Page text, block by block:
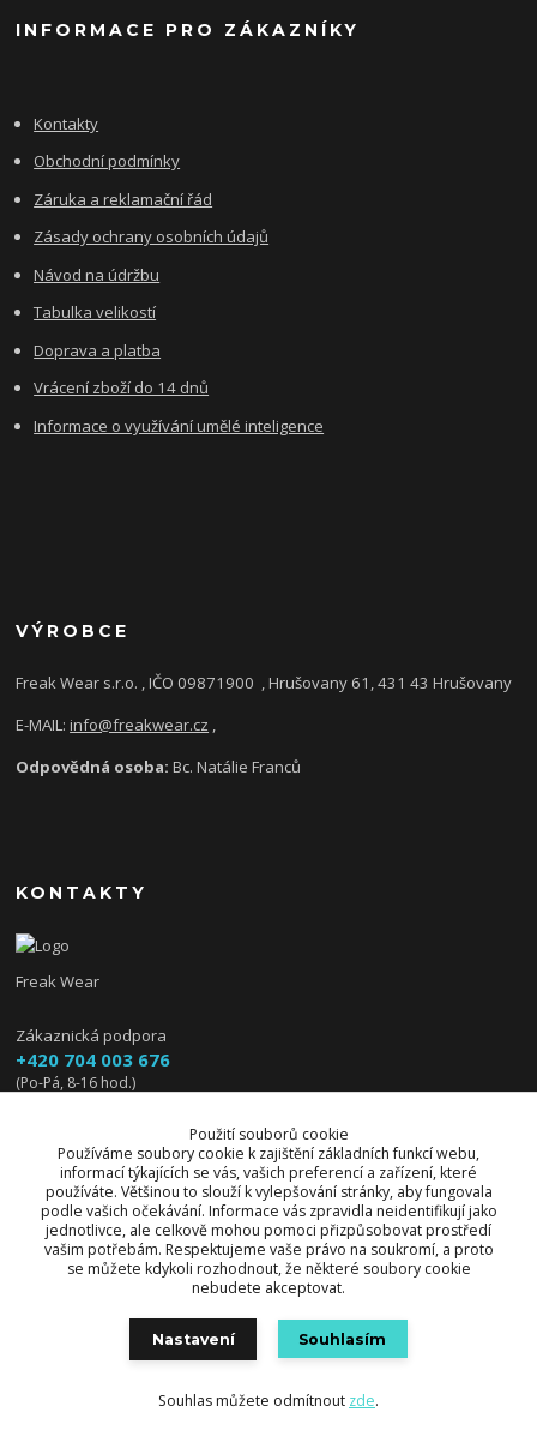
INFORMACE PRO ZÁKAZNÍKY
Kontakty
Obchodní podmínky
Záruka a reklamační řád
Zásady ochrany osobních údajů
Návod na údržbu
Tabulka velikostí
Doprava a platba
Vrácení zboží do 14 dnů
Informace o využívání umělé inteligence
VÝROBCE
Freak Wear s.r.o. , IČO 09871900 , Hrušovany 61, 431 43 Hrušovany
E-MAIL:info@freakwear.cz ,
Odpovědná osoba:Bc. Natálie Franců
KONTAKTY
Freak Wear
Zákaznická podpora
+420 704 003 676
(Po-Pá, 8-16 hod.)
info@freakwear.cz
Vytvořeno na
Eshop-rychle.cz
Použití souborů cookie
Používáme soubory cookie k zajištění základních funkcí webu,
informací týkajících se vás, vašich preferencí a zařízení, které
používáte. Většinou to slouží k vylepšování stránky, aby fungovala
podle vašich očekávání. Informace vás zpravidla neidentifikují jako
jednotlivce, ale celkově mohou pomoci přizpůsobovat prostředí
vašim potřebám. Respektujeme vaše právo na soukromí, a proto
se můžete kdykoli rozhodnout, že některé soubory cookie
nebudete akceptovat.
Nastavení Souhlasím
Souhlas můžete odmítnout zde.